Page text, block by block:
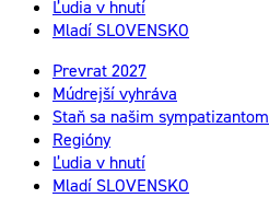
Ľudia v hnutí
Mladí SLOVENSKO
Prevrat 2027
Múdrejší vyhráva
Staň sa našim sympatizantom
Regióny
Ľudia v hnutí
Mladí SLOVENSKO